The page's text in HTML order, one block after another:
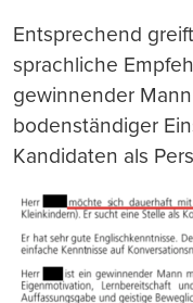
Entsprechend
sprachliche
gewinnender
bodenständiger
Kandidaten als